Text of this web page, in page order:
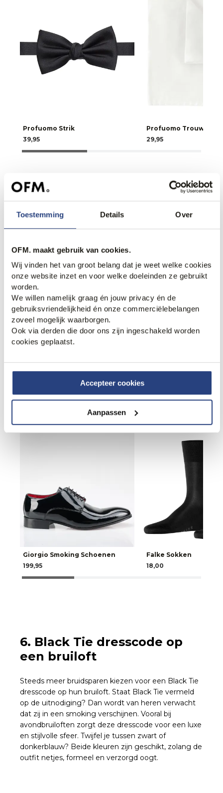
Toestemming Details Over
OFM. maakt gebruik van cookies.
Wij vinden het van groot belang dat je weet welke cookies
onze website inzet en voor welke doeleinden ze gebruikt
worden.
We willen namelijk graag én jouw privacy én de
gebruiksvriendelijkheid én onze commerciëlebelangen
zoveel mogelijk waarborgen.
Ook via derden die door ons zijn ingeschakeld worden
cookies geplaatst.
Accepteer cookies
Aanpassen
Profuomo Strik
39,95
Profuomo Trouw
29,95
5. Welke schoenen draag je
bij Black Tie?
De juiste schoenen maken een Black Tie outfit
compleet. Traditioneel draag je zwarte lakschoenen
bij een smoking, omdat deze perfect aansluiten op
de formele uitstraling van de dresscode. Heb je
geen lakschoenen? Dan zijn nette zwarte leren
schoenen een goed alternatief. Vermijd opvallende
sneakers of casual schoenen, zodat de outfit stijlvol
en elegant blijft.
Giorgio Smoking Schoenen
199,95
Falke Sokken
18,00
6. Black Tie dresscode op
een bruiloft
Steeds meer bruidsparen kiezen voor een Black Tie
dresscode op hun bruiloft. Staat Black Tie vermeld
op de uitnodiging? Dan wordt van heren verwacht
dat zij in een smoking verschijnen. Vooral bij
avondbruiloften zorgt deze dresscode voor een luxe
en stijlvolle sfeer. Twijfel je tussen zwart of
donkerblauw? Beide kleuren zijn geschikt, zolang de
outfit netjes, formeel en verzorgd oogt.